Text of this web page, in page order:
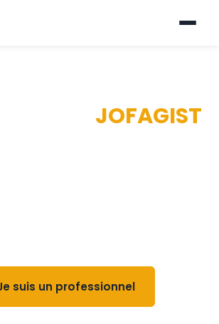
JOFAGIST
suis un professionnel